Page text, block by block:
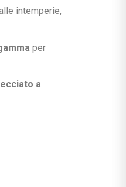
intemperie,
per
a